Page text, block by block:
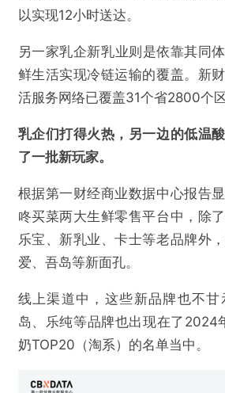
以实现12小时送达。
另一家乳企新乳业则是依靠其同
鲜生活实现冷链运输的覆盖。新
活服务网络已覆盖31个省2800个区
乳企们打得火热，另一边的低温
了一批新玩家。
根据第一财经商业数据中心报告
咚买菜两大生鲜零售平台中，除
乐宝、新乳业、卡士等老品牌外
爱、吾岛等新面孔。
线上渠道中，这些新品牌也不
岛、乐纯等品牌也出现在了2024
奶TOP20（淘系）的名单当中。